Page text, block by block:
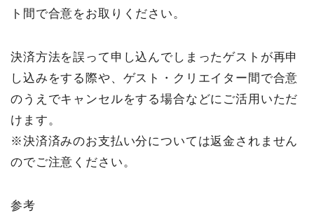
ト間で合意をお取りください。
決済方法を誤って申し込んでしまったゲストが再申
し込みをする際や、ゲスト・クリエイター間で合意
のうえでキャンセルをする場合などにご活用いただ
けます。
※決済済みのお支払い分については返金されません
のでご注意ください。
参考